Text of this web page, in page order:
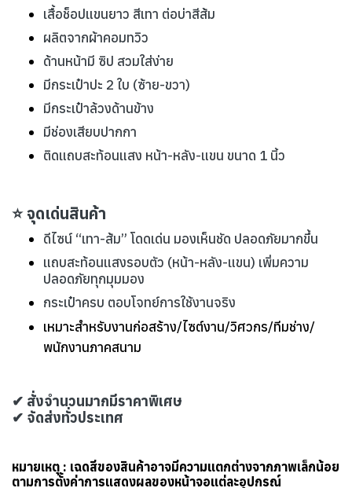
เสื้อช็อปแขนยาว สีเทา ต่อบ่าสีส้ม
ผลิตจากผ้าคอมทวิว
ด้านหน้ามี ซิป สวมใส่ง่าย
มีกระเป๋าปะ 2 ใบ (ซ้าย-ขวา)
มีกระเป๋าล้วงด้านข้าง
มีช่องเสียบปากกา
ติดแถบสะท้อนแสง หน้า-หลัง-แขน ขนาด 1 นิ้ว
⭐ จุดเด่นสินค้า
ดีไซน์ “เทา-ส้ม” โดดเด่น มองเห็นชัด ปลอดภัยมากขึ้น
แถบสะท้อนแสงรอบตัว (หน้า-หลัง-แขน) เพิ่มความ
ปลอดภัยทุกมุมมอง
กระเป๋าครบ ตอบโจทย์การใช้งานจริง
เหมาะสำหรับงานก่อสร้าง/ไซต์งาน/วิศวกร/ทีมช่าง/
พนักงานภาคสนาม
✔ สั่งจำนวนมากมีราคาพิเศษ
✔ จัดส่งทั่วประเทศ
หมายเหตุ : เฉดสีของสินค้าอาจมีความแตกต่างจากภาพเล็กน้อย
ตามการตั้งค่าการแสดงผลของหน้าจอแต่ละอุปกรณ์